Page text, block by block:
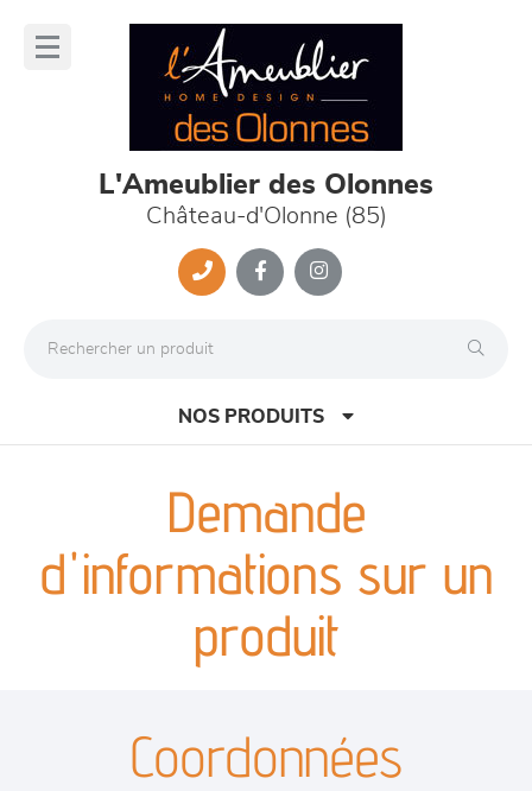
L'Ameublier des Olonnes
Château-d'Olonne (85)
NOS PRODUITS
canapés et fauteuils
séjours
meubles de complément
chambres et dressing
Demande
d'informations sur un
produit
Coordonnées